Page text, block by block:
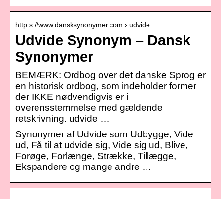
http s://www.dansksynonymer.com › udvide
Udvide Synonym – Dansk
Synonymer
BEMÆRK: Ordbog over det danske Sprog er
en historisk ordbog, som indeholder former
der IKKE nødvendigvis er i
overensstemmelse med gældende
retskrivning. udvide …
Synonymer af Udvide som Udbygge, Vide
ud, Få til at udvide sig, Vide sig ud, Blive,
Forøge, Forlænge, Strække, Tillægge,
Ekspandere og mange andre …